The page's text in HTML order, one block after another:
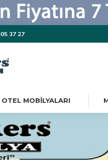
37 27
MOBILYALARI